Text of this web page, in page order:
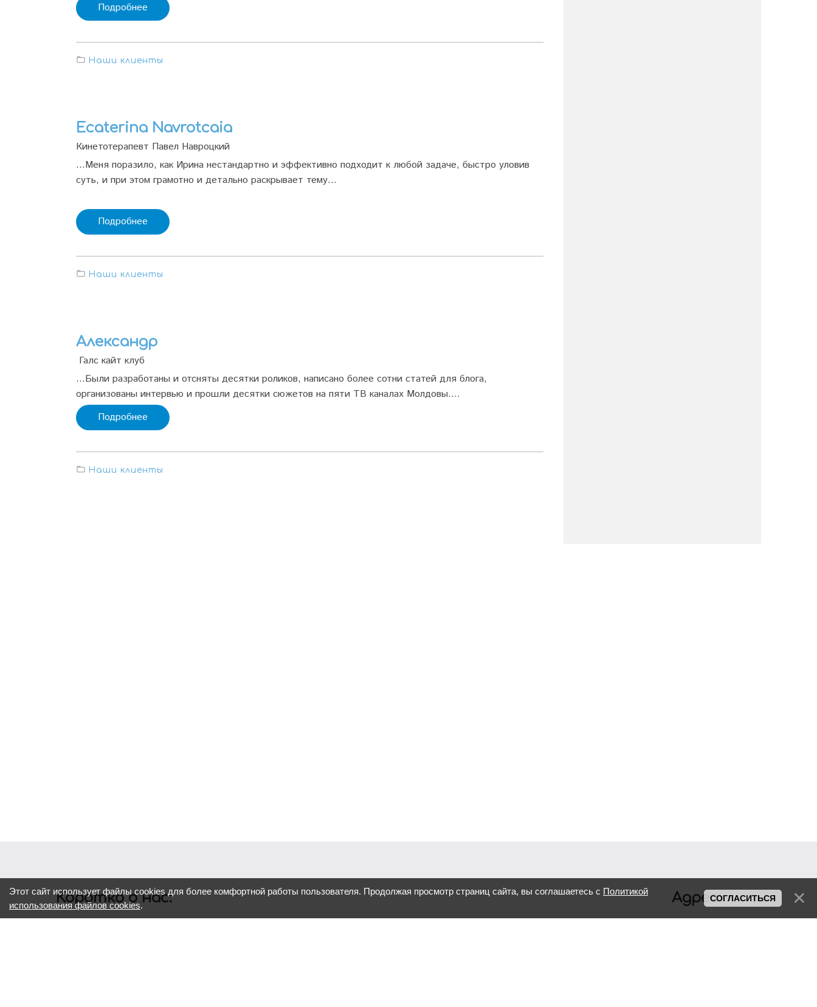
Подробнее
Наши клиенты
Ecaterina Navrotcaia
Кинетотерапевт Павел Навроцкий
...Меня поразило, как Ирина нестандартно и эффективно подходит к любой задаче, быстро уловив
суть, и при этом грамотно и детально раскрывает тему...
Подробнее
Наши клиенты
Александр
Галс кайт клуб
...Были разработаны и отсняты десятки роликов, написано более сотни статей для блога,
организованы интервью и прошли десятки сюжетов на пяти ТВ каналах Молдовы....
Подробнее
Наши клиенты
Коротко о нас: Адрес:
Этот сайт использует файлы cookies для более комфортной работы пользователя. Продолжая просмотр страниц сайта, вы соглашаетесь с Политикой
использования файлов cookies.
СОГЛАСИТЬСЯ